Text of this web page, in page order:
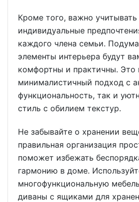
Кроме того, важно учитывать
индивидуальные
каждого члена семьи.
элементы интерьера будут
комфортны и практичны. Это
минималистичный подход с
функциональность, так и
стиль с обилием текстур.
Не забывайте о хранении
правильная организация
поможет избежать
гармонию в доме.
многофункциональную
диваны с ящиками для